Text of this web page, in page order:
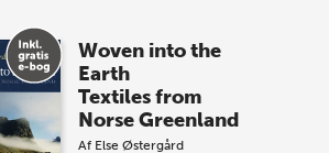
Woven into the
Earth
Textiles from
Norse Greenland
Af Else Østergård